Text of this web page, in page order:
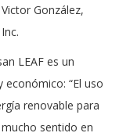
González,
LEAF es un
“El uso
renovable para
sentido en